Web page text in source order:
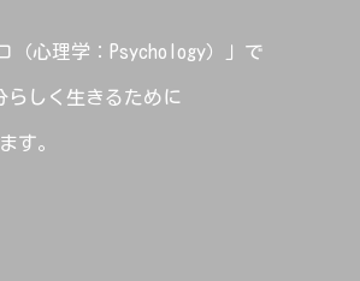
（心理学：Psychology）」で
らしく生きるために
す。